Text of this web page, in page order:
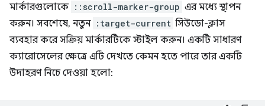
মার্কারগুলোকে ::scroll-marker-group এর মধ্যে স্থাপন
করুন। সবশেষে, নতুন :target-current সিউডো-ক্লাস
ব্যবহার করে সক্রিয় মার্কারটিকে স্টাইল করুন। একটি সাধারণ
ক্যারোসেলের ক্ষেত্রে এটি দেখতে কেমন হতে পারে তার একটি
উদাহরণ নিচে দেওয়া হলো: